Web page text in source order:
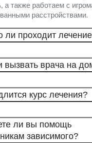
а также работаем с
расстройствами.
ли проходит
врача на
курс лечения?
ли вы помощь
зависимого?